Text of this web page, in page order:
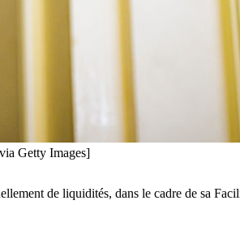
Getty Images]
de liquidités, dans le cadre de sa